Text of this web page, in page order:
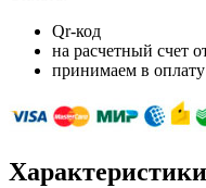
Qr-код
на расчетный счет
принимаем в